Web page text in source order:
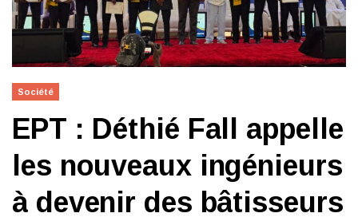
Société
EPT : Déthié Fall appelle
les nouveaux ingénieurs
à devenir des bâtisseurs